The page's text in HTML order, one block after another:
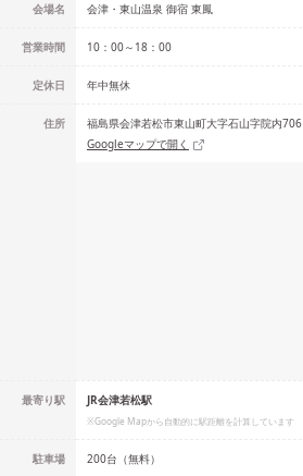
会場名 会津・東山温泉 御宿 東鳳
営業時間 10：00～18：00
定休日 年中無休
住所
福島県会津若松市東山町大字石山字院内706
Googleマップで開く
最寄り駅 JR会津若松駅
※Google Mapから自動的に駅距離を計算しています
駐車場 200台（無料）